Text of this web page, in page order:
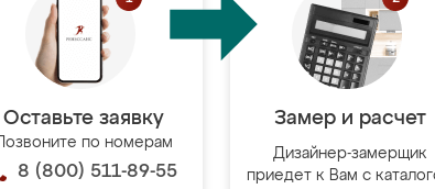
Оставьте заявку
Позвоните по номерам
8 (800) 511-89-55
Замер и расчет
Дизайнер-замерщик
приедет к Вам с